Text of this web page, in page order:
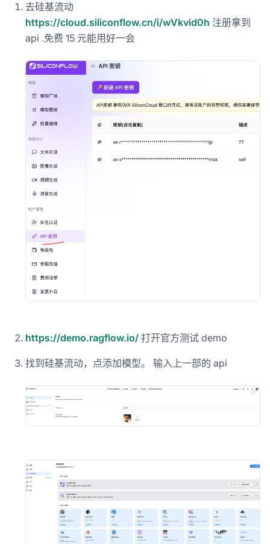
去硅基流动
https://cloud.siliconflow.cn/i/wVkvid0h 注册拿到
api .免费 15 元能用好一会
https://demo.ragflow.io/ 打开官方测试 demo
找到硅基流动，点添加模型。 输入上一部的 api